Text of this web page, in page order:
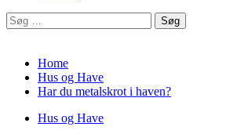
Søg
efter:
Home
Hus og Have
Har du metalskrot i haven?
Hus og Have